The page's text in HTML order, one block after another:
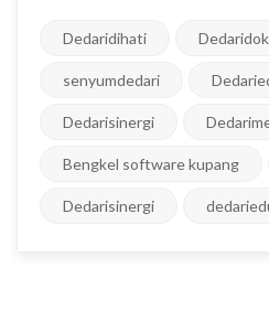
Dedaridihati
senyumdedari
Dedarisinergi
Bengkel software kupang
Dedarisinergi